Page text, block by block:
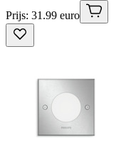
Prijs: 31.99 euro